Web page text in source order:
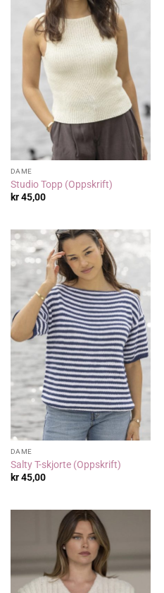
DAME
Studio Topp (Oppskrift)
kr45,00
DAME
Salty T-skjorte (Oppskrift)
kr45,00